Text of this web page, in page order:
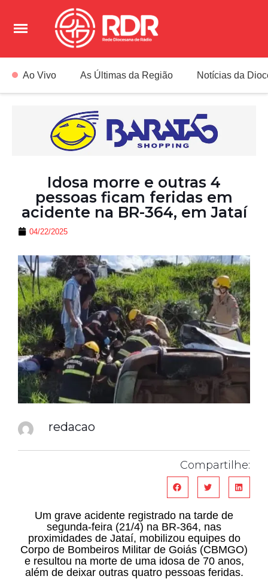
Ao Vivo As Últimas da Região Notícias da
Idosa morre e outras 4
pessoas ficam feridas em
acidente na BR-364, em Jataí
04/22/2025
redacao
Compartilhe:
Um grave acidente registrado na tarde de
segunda-feira (21/4) na BR-364, nas
proximidades de Jataí, mobilizou equipes do
Corpo de Bombeiros Militar de Goiás (CBMGO)
e resultou na morte de uma idosa de 70 anos,
além de deixar outras quatro pessoas feridas.